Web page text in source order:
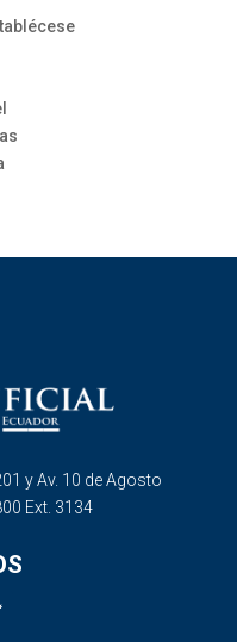
y Av. 10 de Agosto
Ext. 3134